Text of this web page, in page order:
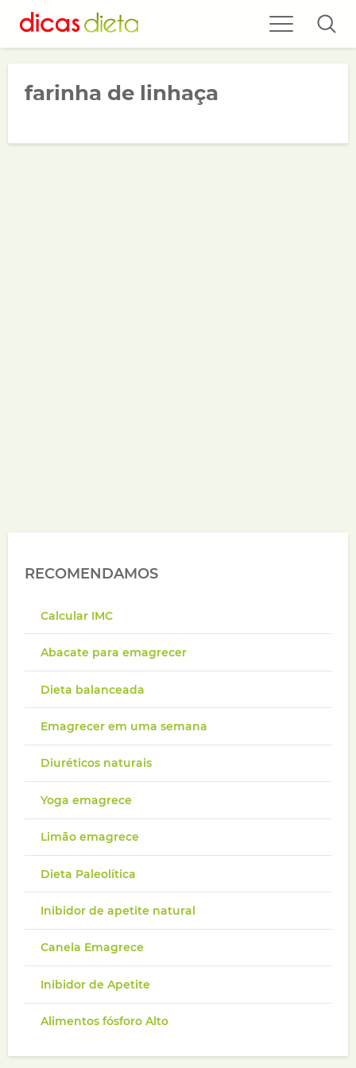
farinha de linhaça
RECOMENDAMOS
Calcular IMC
Abacate para emagrecer
Dieta balanceada
Emagrecer em uma semana
Diuréticos naturais
Yoga emagrece
Limão emagrece
Dieta Paleolítica
Inibidor de apetite natural
Canela Emagrece
Inibidor de Apetite
Alimentos fósforo Alto